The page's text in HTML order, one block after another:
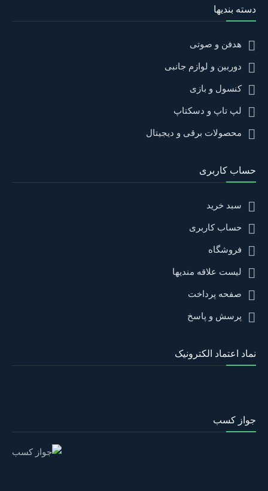
دسته بندیها
هدفن و صوتی
دوربین و لوازم جانبی
کنسول و بازی
لپ تاپ و دسکتاپ
محصولات برقی و دیجیتال
حساب کاربری
سبد خرید
حساب کاربری
فروشگاه
لیست علاقه مندیها
صفحه پرداخت
پرسش و پاسخ
نماد اعتماد الکترونیک
جواز کسب